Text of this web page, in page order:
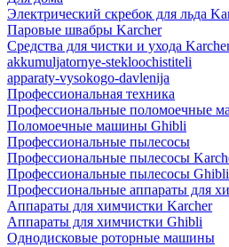
Электрический скребок для льда
Паровые швабры Karcher
Средства для чистки и ухода
akkumuljatornye-stekloochistiteli
apparaty-vysokogo-davlenija
Профессиональная техника
Профессиональные поломоечные
Поломоечные машины Ghibli
Профессиональные пылесосы
Профессиональные пылесосы
Профессиональные пылесосы Ghibli
Профессиональные аппараты для
Аппараты для химчистки Karcher
Аппараты для химчистки Ghibli
Однодисковые роторные машины